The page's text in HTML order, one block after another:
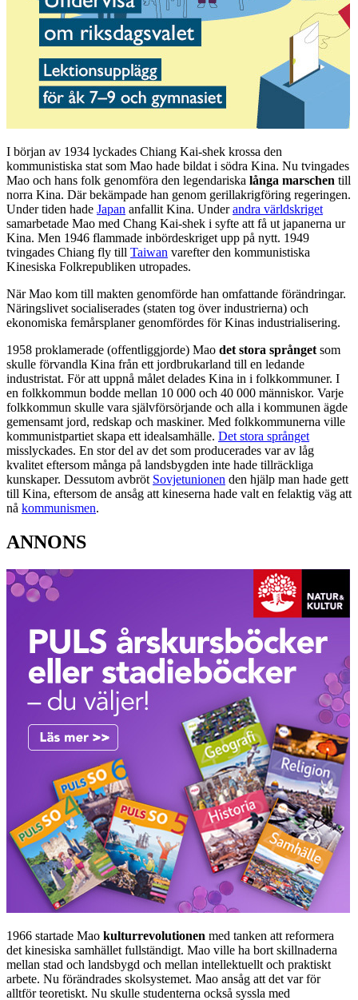
I början av 1934 lyckades Chiang Kai-shek krossa den
kommunistiska stat som Mao hade bildat i södra Kina. Nu tvingades
Mao och hans folk genomföra den legendariska långa marschen till
norra Kina. Där bekämpade han genom gerillakrigföring regeringen.
Under tiden hade Japan anfallit Kina. Underandra världskriget
samarbetade Mao med Chang Kai-shek i syfte att få ut japanerna ur
Kina. Men 1946 flammade inbördeskriget upp på nytt. 1949
tvingades Chiang fly till Taiwan varefter den kommunistiska
Kinesiska Folkrepubliken utropades.
När Mao kom till makten genomförde han omfattande förändringar.
Näringslivet socialiserades (staten tog över industrierna) och
ekonomiska femårsplaner genomfördes för Kinas industrialisering.
1958 proklamerade (offentliggjorde) Mao det stora språnget som
skulle förvandla Kina från ett jordbrukarland till en ledande
industristat. För att uppnå målet delades Kina in i folkkommuner. I
en folkkommun bodde mellan 10 000 och 40 000 människor. Varje
folkkommun skulle vara självförsörjande och alla i kommunen ägde
gemensamt jord, redskap och maskiner. Med folkkommunerna ville
kommunistpartiet skapa ett idealsamhälle. Det stora språnget
misslyckades. En stor del av det som producerades var av låg
kvalitet eftersom många på landsbygden inte hade tillräckliga
kunskaper. Dessutom avbröt Sovjetunionen den hjälp man hade gett
till Kina, eftersom de ansåg att kineserna hade valt en felaktig väg att
nå kommunismen.
ANNONS
1966 startade Mao kulturrevolutionen med tanken att reformera
det kinesiska samhället fullständigt. Mao ville ha bort skillnaderna
mellan stad och landsbygd och mellan intellektuellt och praktiskt
arbete. Nu förändrades skolsystemet. Mao ansåg att det var för
alltför teoretiskt. Nu skulle studenterna också syssla med